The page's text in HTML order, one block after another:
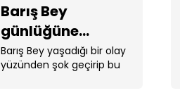
Barış Bey
günlüğüne
yazdığı Cansel
Hanım'ı neden
Barış Bey yaşadığı bir olay
yüzünden şok geçirip bu